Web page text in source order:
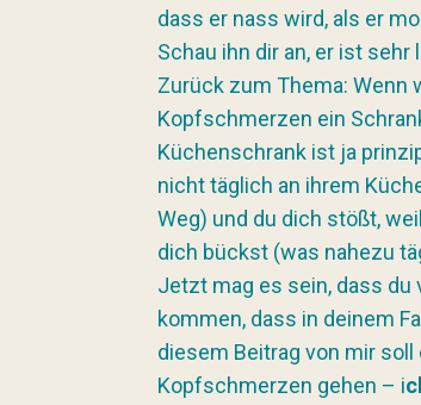
dass er nass wird, als er
Schau ihn dir an, er ist sehr
Zurück zum Thema: Wenn
Kopfschmerzen ein
Küchenschrank ist ja
nicht täglich an ihrem
Weg) und du dich stößt,
dich bückst (was nahezu
Jetzt mag es sein, dass
kommen, dass in deinem
diesem Beitrag von mir
Kopfschmerzen gehen – i